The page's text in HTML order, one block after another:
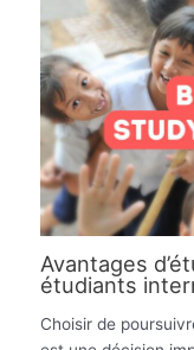
Avantages
étudiants
Choisir de